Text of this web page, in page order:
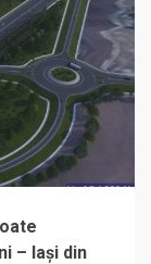
– Iași din